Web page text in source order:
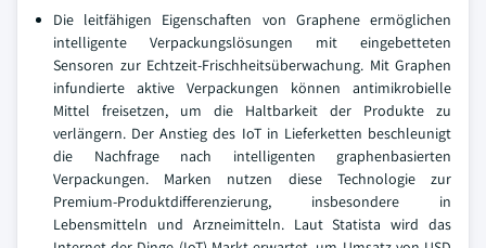
Die leitfähigen Eigenschaften von Graphene ermöglichen
intelligente Verpackungslösungen mit eingebetteten
Sensoren zur Echtzeit-Frischheitsüberwachung. Mit Graphen
infundierte aktive Verpackungen können antimikrobielle
Mittel freisetzen, um die Haltbarkeit der Produkte zu
verlängern. Der Anstieg des IoT in Lieferketten beschleunigt
die Nachfrage nach intelligenten graphenbasierten
Verpackungen. Marken nutzen diese Technologie zur
Premium-Produktdifferenzierung, insbesondere in
Lebensmitteln und Arzneimitteln. Laut Statista wird das